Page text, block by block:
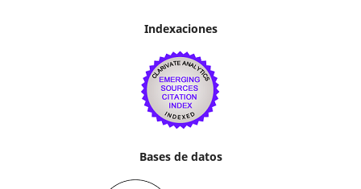
Indexaciones
Bases de datos